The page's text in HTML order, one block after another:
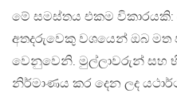
මේ සමස්තය එකම
අතදරුවෙකු වශයෙන් ඔබ මත
වෙනුවෙනි. මුල්ලාවරුන් සහ
නිර්මාණය කර දෙන ලද